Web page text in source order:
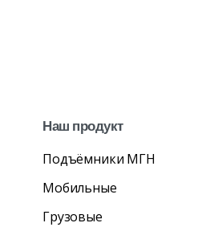
Наш продукт
Подъёмники МГН
Мобильные
Грузовые